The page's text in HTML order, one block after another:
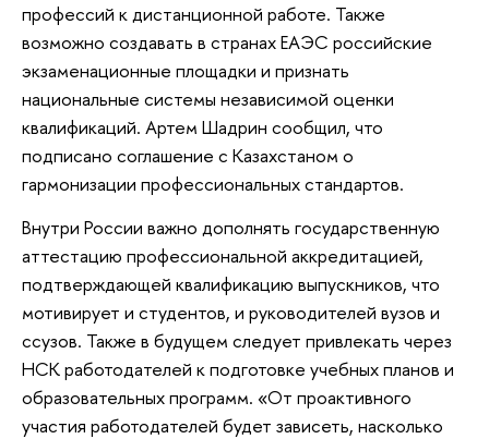
профессий к дистанционной работе. Также
возможно создавать в странах ЕАЭС российские
экзаменационные площадки и признать
национальные системы независимой оценки
квалификаций. Артем Шадрин сообщил, что
подписано соглашение с Казахстаном о
гармонизации профессиональных стандартов.
Внутри России важно дополнять государственную
аттестацию профессиональной аккредитацией,
подтверждающей квалификацию выпускников, что
мотивирует и студентов, и руководителей вузов и
ссузов. Также в будущем следует привлекать через
НСК работодателей к подготовке учебных планов и
образовательных программ. «От проактивного
участия работодателей будет зависеть, насколько